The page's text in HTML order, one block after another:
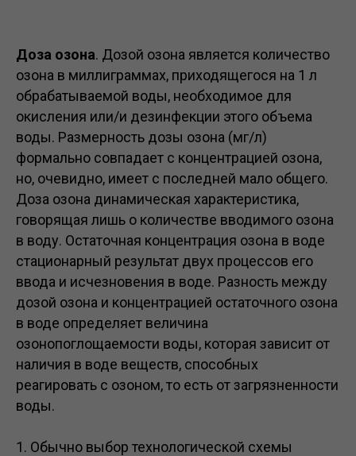
Доза озона. Дозой озона является количество
озона в миллиграммах, приходящегося на 1 л
обрабатываемой воды, необходимое для
окисления или/и дезинфекции этого объема
воды. Размерность дозы озона (мг/л)
формально совпадает с концентрацией озона,
но, очевидно, имеет с последней мало общего.
Доза озона динамическая характеристика,
говорящая лишь о количестве вводимого озона
в воду. Остаточная концентрация озона в воде
стационарный результат двух процессов его
ввода и исчезновения в воде. Разность между
дозой озона и концентрацией остаточного озона
в воде определяет величина
озонопоглощаемости воды, которая зависит от
наличия в воде веществ, способных
реагировать с озоном, то есть от загрязненности
воды.
1. Обычно выбор технологической схемы